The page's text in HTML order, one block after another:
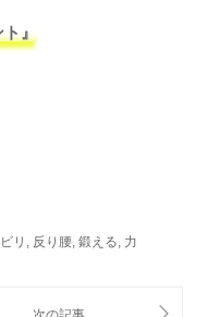
ト』
リ , 反り腰, 鍛える, 力